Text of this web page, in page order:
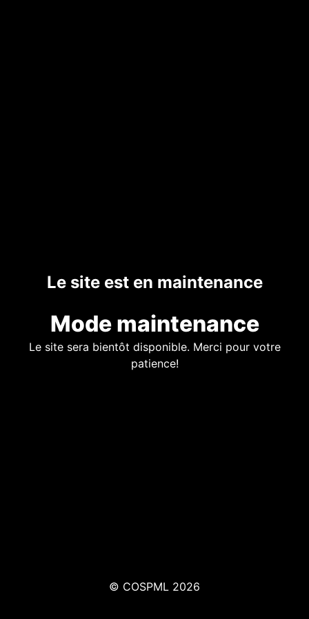
Le site est en maintenance
Mode maintenance
Le site sera bientôt disponible. Merci pour votre
patience!
© COSPML 2026